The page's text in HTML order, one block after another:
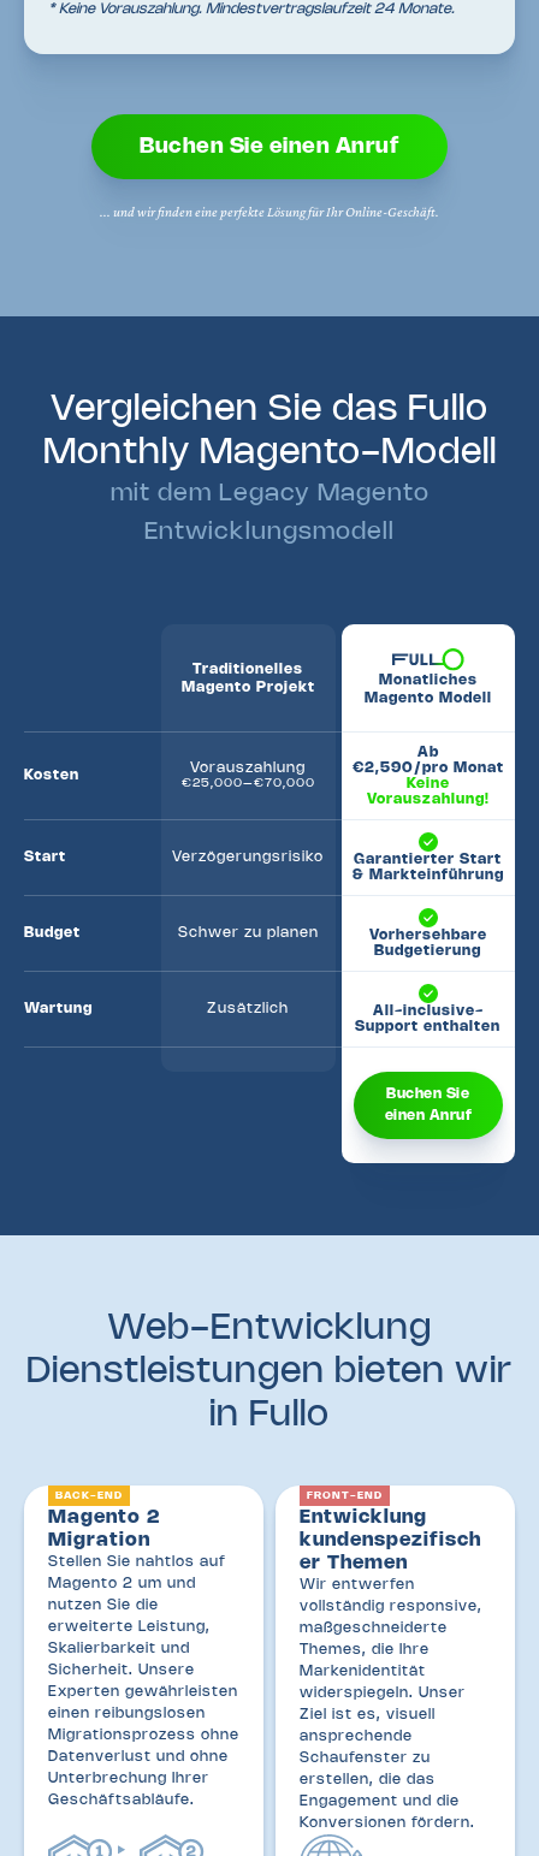
* Keine Vorauszahlung. Mindestvertragslaufzeit 24 Monate.
Buchen Sie einen Anruf
... und wir finden eine perfekte Lösung für Ihr Online-Geschäft.
Vergleichen Sie das Fullo
Monthly Magento-Modell
mit dem Legacy Magento
Entwicklungsmodell
Traditionelles
Magento Projekt
Monatliches
Magento Modell
Kosten
Vorauszahlung
€25,000–€70,000
Ab
€2,590/pro Monat
Keine
Vorauszahlung!
Start Verzögerungsrisiko
Garantierter Start
& Markteinführung
Budget Schwer zu planen
Vorhersehbare
Budgetierung
Wartung Zusätzlich
All-inclusive-
Support enthalten
Buchen Sie
einen Anruf
Web-Entwicklung
Dienstleistungen bieten wir
in Fullo
BACK-END
Magento 2
Migration
Stellen Sie nahtlos auf
Magento 2 um und
nutzen Sie die
erweiterte Leistung,
Skalierbarkeit und
Sicherheit. Unsere
Experten gewährleisten
einen reibungslosen
Migrationsprozess ohne
Datenverlust und ohne
Unterbrechung Ihrer
Geschäftsabläufe.
FRONT-END
Entwicklung
kundenspezifisch
er Themen
Wir entwerfen
vollständig responsive,
maßgeschneiderte
Themes, die Ihre
Markenidentität
widerspiegeln. Unser
Ziel ist es, visuell
ansprechende
Schaufenster zu
erstellen, die das
Engagement und die
Konversionen fördern.